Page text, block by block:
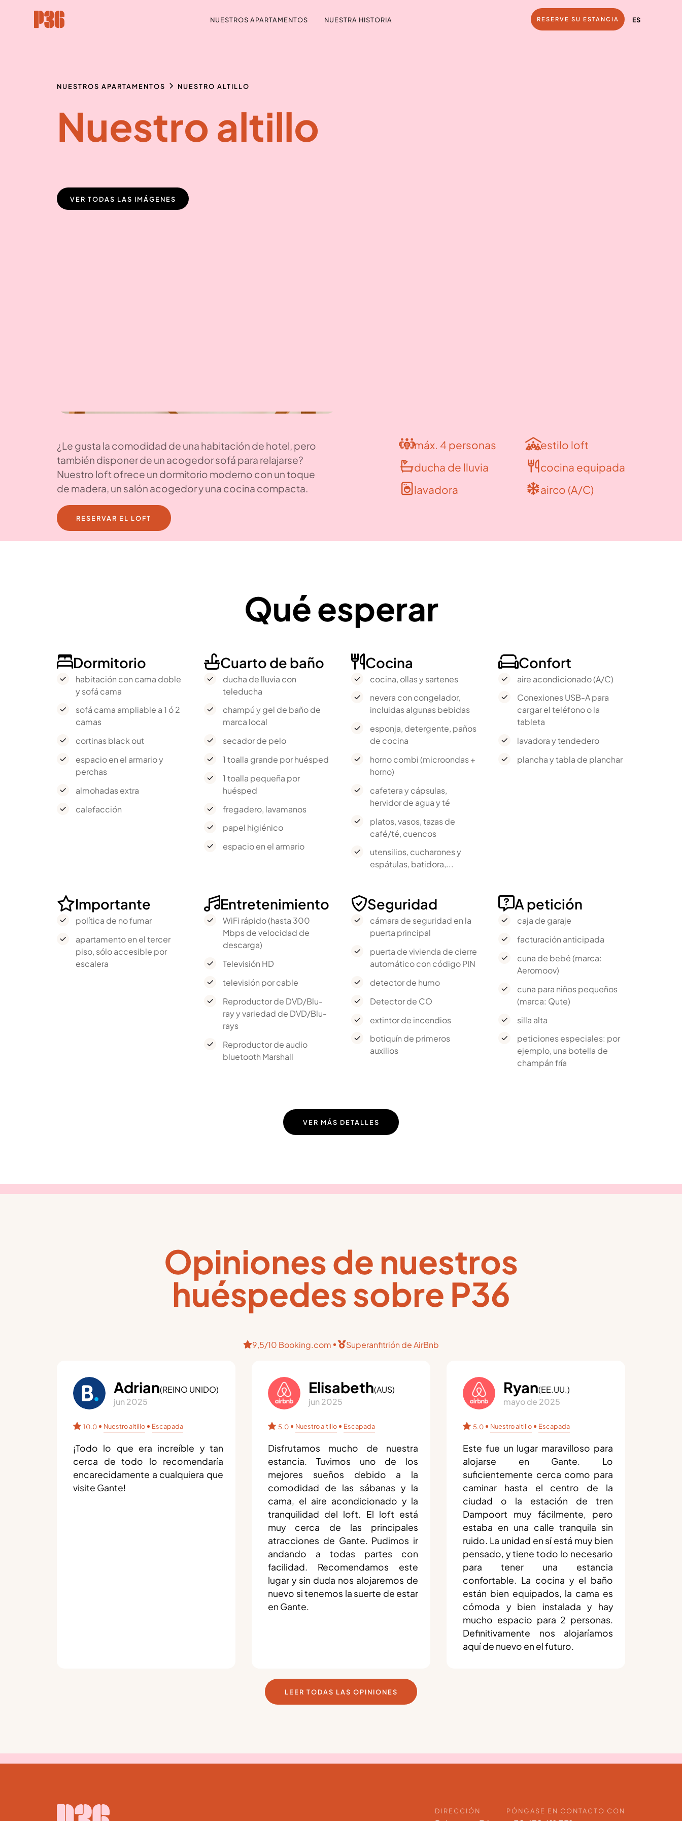
NUESTROS APARTAMENTOS NUESTRA HISTORIA RESERVE SU ESTANCIA ES
NUESTROS APARTAMENTOS NUESTRO ALTILLO
Nuestro altillo
VER TODAS LAS IMÁGENES
¿Le gusta la comodidad de una habitación de hotel, pero
también disponer de un acogedor sofá para relajarse?
Nuestro loft ofrece un dormitorio moderno con un toque
de madera, un salón acogedor y una cocina compacta.
RESERVAR EL LOFT
máx. 4 personas estilo loft
ducha de lluvia  cocina equipada
 lavadora airco (A/C)
Qué esperar
Dormitorio
habitación con cama doble
y sofá cama
sofá cama ampliable a 1 ó 2
camas
cortinas black out
espacio en el armario y
perchas
almohadas extra
calefacción
Cuarto de baño
ducha de lluvia con
teleducha
champú y gel de baño de
marca local
secador de pelo
1 toalla grande por huésped
1 toalla pequeña por
huésped
fregadero, lavamanos
papel higiénico
espacio en el armario
Cocina
cocina, ollas y sartenes
nevera con congelador,
incluidas algunas bebidas
esponja, detergente, paños
de cocina
horno combi (microondas +
horno)
cafetera y cápsulas,
hervidor de agua y té
platos, vasos, tazas de
café/té, cuencos
utensilios, cucharones y
espátulas, batidora,...
Confort
aire acondicionado (A/C)
Conexiones USB-A para
cargar el teléfono o la
tableta
lavadora y tendedero
plancha y tabla de planchar
Importante
política de no fumar
apartamento en el tercer
piso, sólo accesible por
escalera
Entretenimiento
WiFi rápido (hasta 300
Mbps de velocidad de
descarga)
Televisión HD
televisión por cable
Reproductor de DVD/Blu-
ray y variedad de DVD/Blu-
rays
Reproductor de audio
bluetooth Marshall
Seguridad
cámara de seguridad en la
puerta principal
puerta de vivienda de cierre
automático con código PIN
detector de humo
Detector de CO
extintor de incendios
botiquín de primeros
auxilios
A petición
caja de garaje
facturación anticipada
cuna de bebé (marca:
Aeromoov)
cuna para niños pequeños
(marca: Qute)
silla alta
peticiones especiales: por
ejemplo, una botella de
champán fría
VER MÁS DETALLES
Opiniones de nuestros
huéspedes sobre P36
9,5/10 Booking.com Superanfitrión de AirBnb
Adrian(REINO UNIDO)
jun 2025
10.0 Nuestro altillo Escapada
¡Todo lo que era increíble y tan
cerca de todo lo recomendaría
encarecidamente a cualquiera que
visite Gante!
Elisabeth(AUS)
jun 2025
5.0 Nuestro altillo Escapada
Disfrutamos mucho de nuestra
estancia. Tuvimos uno de los
mejores sueños debido a la
comodidad de las sábanas y la
cama, el aire acondicionado y la
tranquilidad del loft. El loft está
muy cerca de las principales
atracciones de Gante. Pudimos ir
andando a todas partes con
facilidad. Recomendamos este
lugar y sin duda nos alojaremos de
nuevo si tenemos la suerte de estar
en Gante.
Ryan(EE.UU.)
mayo de 2025
5.0 Nuestro altillo Escapada
Este fue un lugar maravilloso para
alojarse en Gante. Lo
suficientemente cerca como para
caminar hasta el centro de la
ciudad o la estación de tren
Dampoort muy fácilmente, pero
estaba en una calle tranquila sin
ruido. La unidad en sí está muy bien
pensado, y tiene todo lo necesario
para tener una estancia
confortable. La cocina y el baño
están bien equipados, la cama es
cómoda y bien instalada y hay
mucho espacio para 2 personas.
Definitivamente nos alojaríamos
aquí de nuevo en el futuro.
LEER TODAS LAS OPINIONES
DIRECCIÓN PÓNGASE EN CONTACTO CON